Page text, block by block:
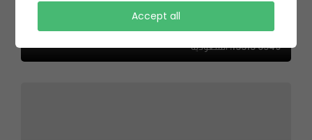
3882 طريق الأمير محمد بن سلمان بن عبدالعزيز، الربيع، الرياض
13315 6549، السعودية
Accept all